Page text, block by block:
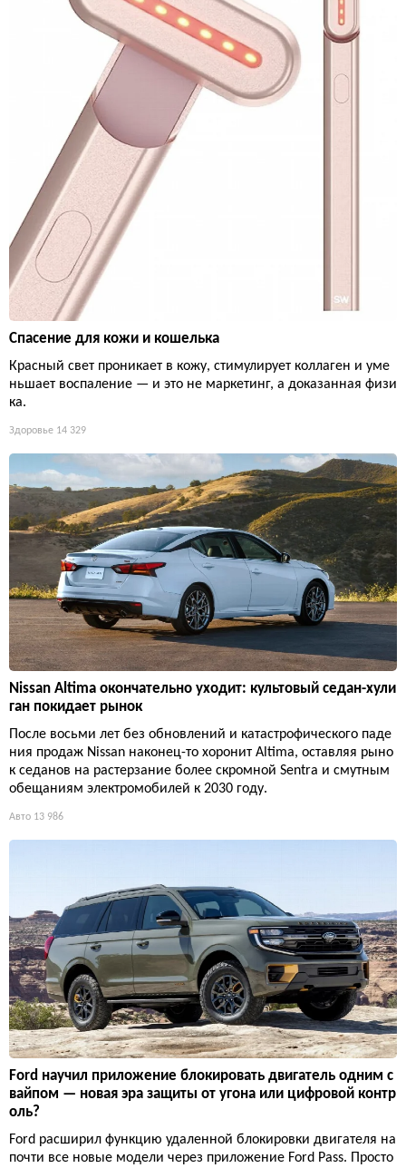
Спасение для кожи и кошелька
Красный свет проникает в кожу, стимулирует коллаген и уме
ньшает воспаление — и это не маркетинг, а доказанная физи
ка.
Здоровье 14 329
Nissan Altima окончательно уходит: культовый седан-хули
ган покидает рынок
После восьми лет без обновлений и катастрофического паде
ния продаж Nissan наконец-то хоронит Altima, оставляя рыно
к седанов на растерзание более скромной Sentra и смутным
обещаниям электромобилей к 2030 году.
Авто 13 986
Ford научил приложение блокировать двигатель одним с
вайпом — новая эра защиты от угона или цифровой контр
оль?
Ford расширил функцию удаленной блокировки двигателя на
почти все новые модели через приложение Ford Pass. Просто